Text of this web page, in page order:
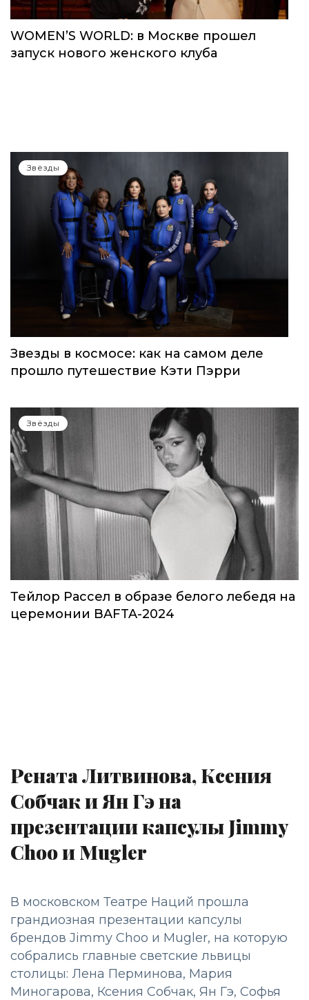
WOMEN’S WORLD: в Москве прошел
запуск нового женского клуба
Звёзды
Звезды в космосе: как на самом деле
прошло путешествие Кэти Пэрри
Звёзды
Тейлор Рассел в образе белого лебедя на
церемонии BAFTA-2024
Рената Литвинова, Ксения
Собчак и Ян Гэ на
презентации капсулы Jimmy
Choo и Mugler
В московском Театре Наций прошла
грандиозная презентации капсулы
брендов Jimmy Choo и Mugler, на которую
собрались главные светские львицы
столицы: Лена Перминова, Мария
Миногарова, Ксения Собчак, Ян Гэ, Софья